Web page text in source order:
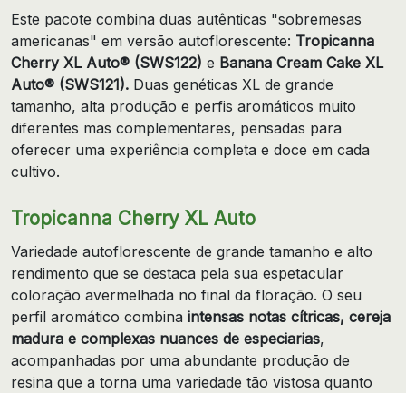
Este pacote combina duas autênticas "sobremesas
americanas" em versão autoflorescente: Tropicanna
Cherry XL Auto® (SWS122) e Banana Cream Cake XL
Auto® (SWS121). Duas genéticas XL de grande
tamanho, alta produção e perfis aromáticos muito
diferentes mas complementares, pensadas para
oferecer uma experiência completa e doce em cada
cultivo.
Tropicanna Cherry XL Auto
Variedade autoflorescente de grande tamanho e alto
rendimento que se destaca pela sua espetacular
coloração avermelhada no final da floração. O seu
perfil aromático combina intensas notas cítricas, cereja
madura e complexas nuances de especiarias,
acompanhadas por uma abundante produção de
resina que a torna uma variedade tão vistosa quanto